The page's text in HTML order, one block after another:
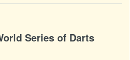
Series of Darts